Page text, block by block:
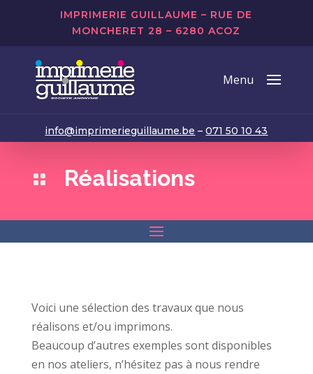
IMPRIMERIE GUILLAUME – RUE DE
MONCHERET 28 – 6280 ACOZ
info@imprimerieguillaume.be –071 50 10 43
 Réalisations
Voici une sélection des travaux que nous
réalisons et/ou imprimons.
Beaucoup d’autres exemples sont disponibles
en nos ateliers, n’hésitez pas à nous rendre